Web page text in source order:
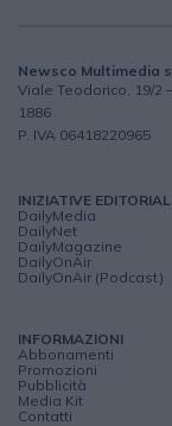
Newsco Multimedia
Viale Teodorico, 19/2
1886
P. IVA 06418220965
INIZIATIVE
DailyMedia
DailyNet
DailyMagazine
DailyOnAir
DailyOnAir (Podcast)
INFORMAZIONI
Abbonamenti
Promozioni
Pubblicità
Media Kit
Contatti